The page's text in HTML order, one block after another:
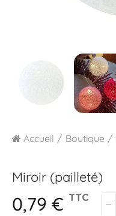
Accueil Boutique
Miroir (pailleté)
0,79 € TTC